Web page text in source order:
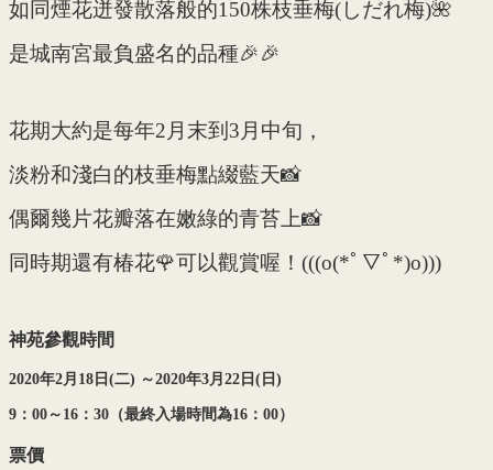
如同煙花迸發散落般的150株枝垂梅(しだれ梅)🌺
是城南宮最負盛名的品種🎉🎉
花期大約是每年2月末到3月中旬，
淡粉和淺白的枝垂梅點綴藍天📸
偶爾幾片花瓣落在嫩綠的青苔上📸
同時期還有椿花🌹可以觀賞喔！(((o(*ﾟ▽ﾟ*)o)))
神苑參觀時間
2020年2月18 日(二) ～2020年3月22 日( 日)
9 ：00 ～16 ：30 （最終入場時間為16 ：00）
票價